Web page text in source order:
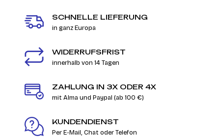
SCHNELLE LIEFERUNG
in ganz Europa
WIDERRUFSFRIST
innerhalb von 14 Tagen
ZAHLUNG IN 3X ODER 4X
mit Alma und Paypal (ab 100 €)
KUNDENDIENST
Per E-Mail, Chat oder Telefon